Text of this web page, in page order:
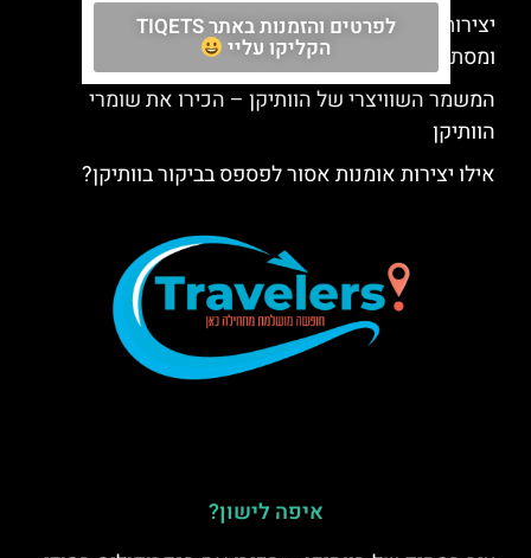
יצירות של דה וינצ'י בוותיקן? יש רק אחת סודית
ומסתורית
המשמר השוויצרי של הוותיקן – הכירו את שומרי
הוותיקן
אילו יצירות אומנות אסור לפספס בביקור בוותיקן?
איפה לישון?
לפרטים והזמנות באתר TIQETS
הקליקו עליי